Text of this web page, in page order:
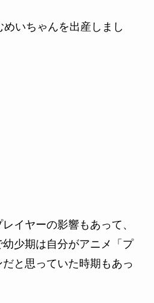
いちゃんを出産しまし
イヤーの影響もあって、
少期は自分がアニメ「プ
と思っていた時期もあっ